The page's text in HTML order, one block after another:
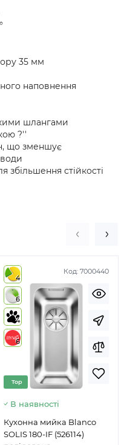
35 мм
наповнення
шлангами
?''
що зменшує
збільшення стійкості
Код: 7000440
4
6
4
6
Top
В наявності
Кухонна мийка Blanco
SOLIS 180-IF (526114)